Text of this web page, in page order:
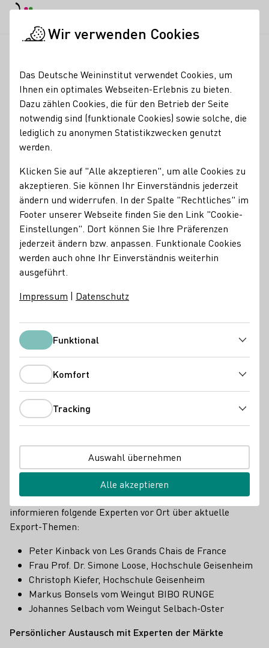
Last Call: Forum Export
mit neuen Absatz-
Impulsen
Am Mittwoch, den 04. Juni 2025, findet ab 10 Uhr in der
Carl-Zuckmayer Halle in Nackenheim/Rheinhessen das
jährliche DWI Forum Export statt. Die Konferenz wird
sowohl Einsteigern als auch erfahrenen Exporteuren
wertvolle Informationen zu globalen Exportthemen bieten.
DWI Aktuell
Forum Export 14.06.2023 - Carl-Zuckmayer-Halle Nackenheim
Experten aus den jeweiligen Ländern beleuchten die
Märkte Schweiz, Polen und die USA. Des Weiteren
informieren folgende Experten vor Ort über aktuelle
Export-Themen:
Peter Kinback von Les Grands Chais de France
Frau Prof. Dr. Simone Loose, Hochschule Geisenheim
Christoph Kiefer, Hochschule Geisenheim
Markus Bonsels vom Weingut BIBO RUNGE
Johannes Selbach vom Weingut Selbach-Oster
Persönlicher Austausch mit Experten der Märkte
Wir verwenden Cookies
Das Deutsche Weininstitut verwendet Cookies, um
Ihnen ein optimales Webseiten-Erlebnis zu bieten.
Dazu zählen Cookies, die für den Betrieb der Seite
notwendig sind (funktionale Cookies) sowie solche, die
lediglich zu anonymen Statistikzwecken genutzt
werden.
Klicken Sie auf "Alle akzeptieren", um alle Cookies zu
akzeptieren. Sie können Ihr Einverständnis jederzeit
ändern und widerrufen. In der Spalte "Rechtliches" im
Footer unserer Webseite finden Sie den Link "Cookie-
Einstellungen". Dort können Sie Ihre Präferenzen
jederzeit ändern bzw. anpassen. Funktionale Cookies
werden auch ohne Ihr Einverständnis weiterhin
ausgeführt.
Impressum | Datenschutz
FunktionalFunktional
Komfort
Tracking
Auswahl übernehmen
Alle akzeptieren